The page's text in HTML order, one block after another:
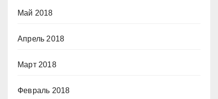
Май 2018
Апрель 2018
Март 2018
Февраль 2018